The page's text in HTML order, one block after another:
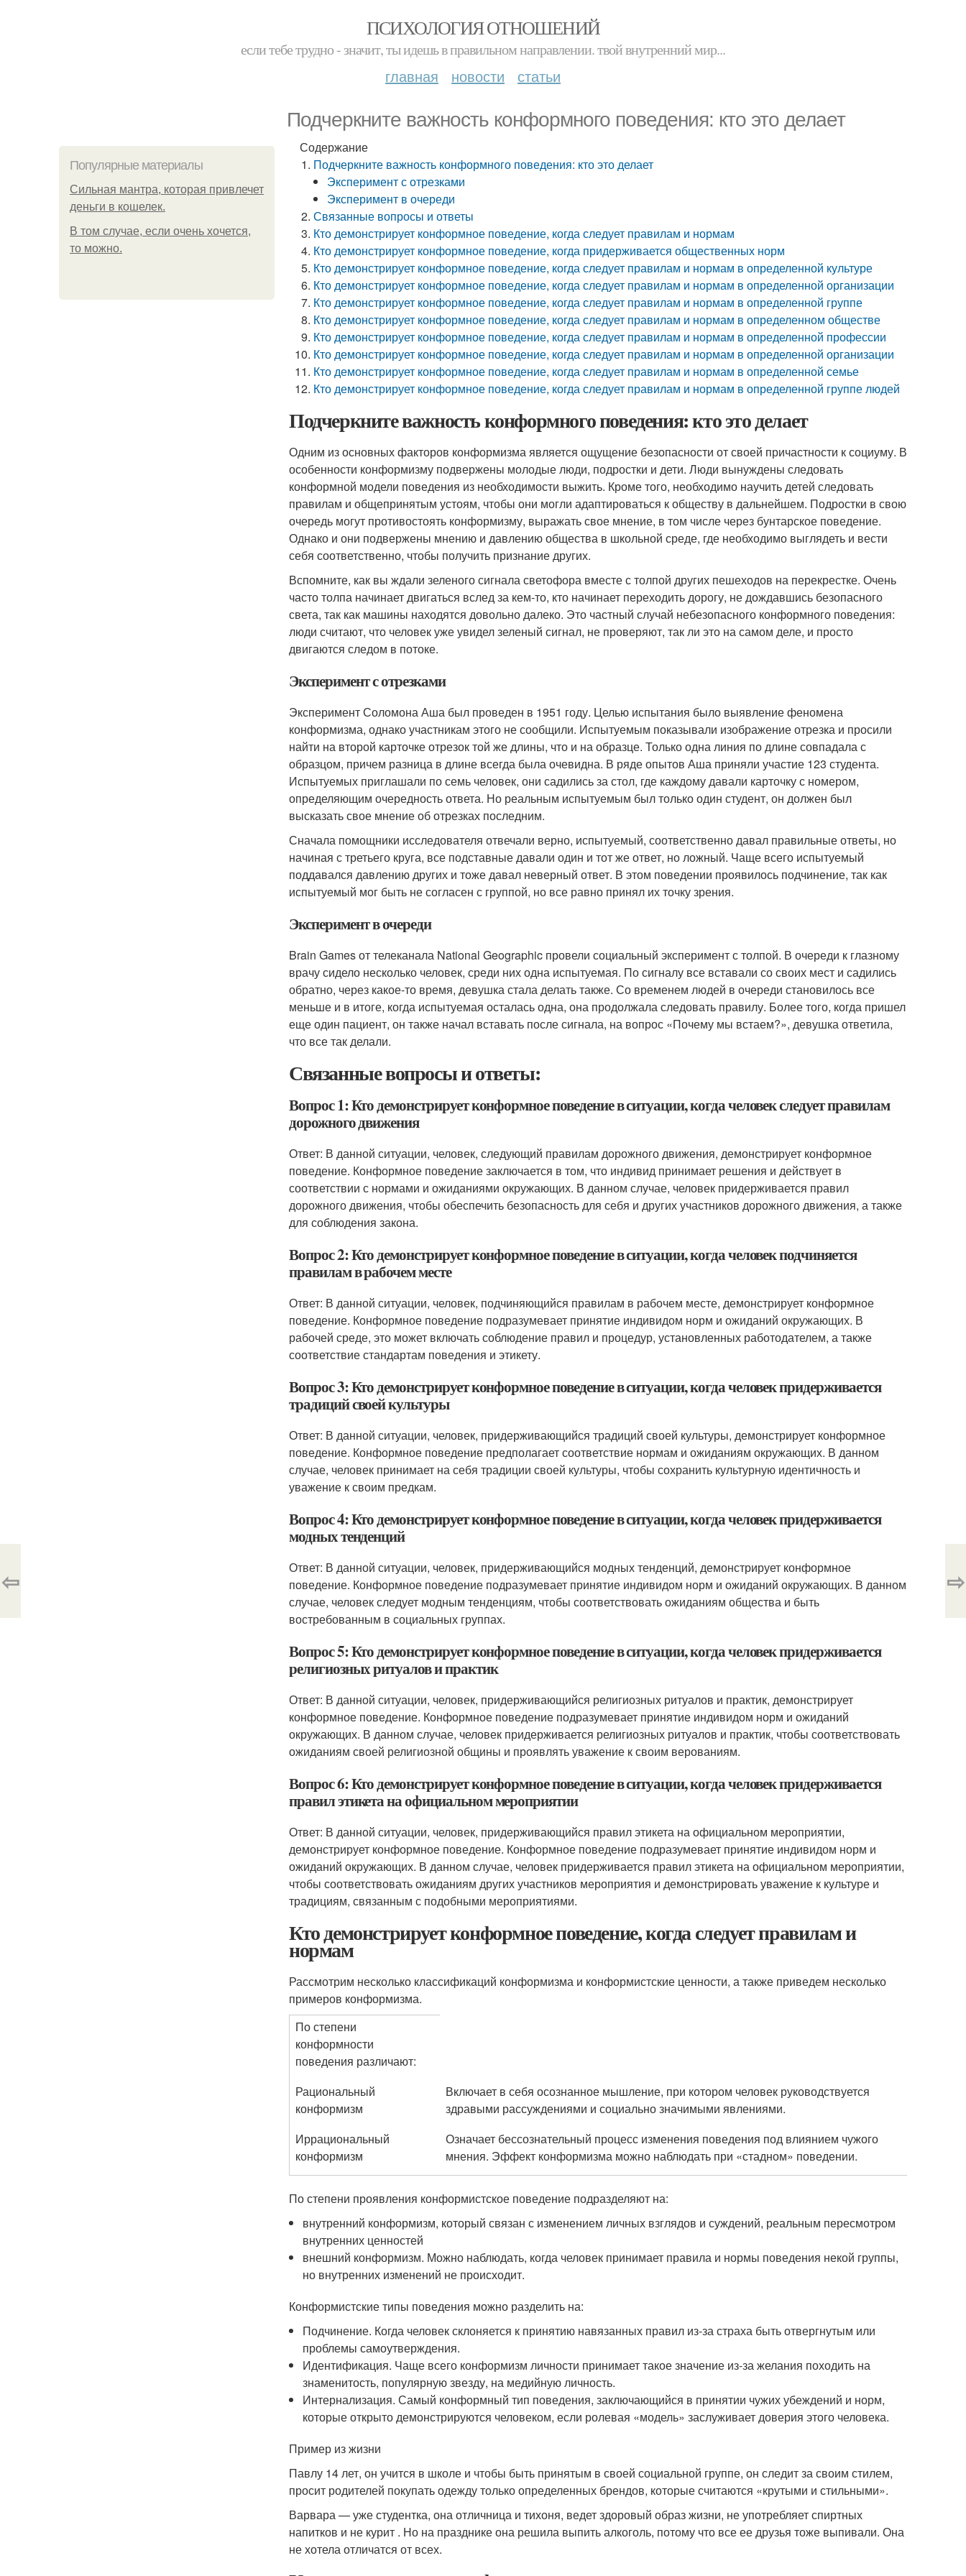
ПСИХОЛОГИЯ ОТНОШЕНИЙ
если тебе трудно - значит, ты идешь в правильном направлении. твой внутренний мир...
главная новости статьи
Подчеркните важность конформного поведения: кто это делает
Популярные материалы
Сильная мантра, которая привлечет
деньги в кошелек.
В том случае, если очень хочется,
то можно.
Содержание
Подчеркните важность конформного поведения: кто это делает
Эксперимент с отрезками
Эксперимент в очереди
Связанные вопросы и ответы
Кто демонстрирует конформное поведение, когда следует правилам и нормам
Кто демонстрирует конформное поведение, когда придерживается общественных норм
Кто демонстрирует конформное поведение, когда следует правилам и нормам в определенной культуре
Кто демонстрирует конформное поведение, когда следует правилам и нормам в определенной организации
Кто демонстрирует конформное поведение, когда следует правилам и нормам в определенной группе
Кто демонстрирует конформное поведение, когда следует правилам и нормам в определенном обществе
Кто демонстрирует конформное поведение, когда следует правилам и нормам в определенной профессии
Кто демонстрирует конформное поведение, когда следует правилам и нормам в определенной организации
Кто демонстрирует конформное поведение, когда следует правилам и нормам в определенной семье
Кто демонстрирует конформное поведение, когда следует правилам и нормам в определенной группе людей
Подчеркните важность конформного поведения: кто это делает
Одним из основных факторов конформизма является ощущение безопасности от своей причастности к социуму. В
особенности конформизму подвержены молодые люди, подростки и дети. Люди вынуждены следовать
конформной модели поведения из необходимости выжить. Кроме того, необходимо научить детей следовать
правилам и общепринятым устоям, чтобы они могли адаптироваться к обществу в дальнейшем. Подростки в свою
очередь могут противостоять конформизму, выражать свое мнение, в том числе через бунтарское поведение.
Однако и они подвержены мнению и давлению общества в школьной среде, где необходимо выглядеть и вести
себя соответственно, чтобы получить признание других.
Вспомните, как вы ждали зеленого сигнала светофора вместе с толпой других пешеходов на перекрестке. Очень
часто толпа начинает двигаться вслед за кем-то, кто начинает переходить дорогу, не дождавшись безопасного
света, так как машины находятся довольно далеко. Это частный случай небезопасного конформного поведения:
люди считают, что человек уже увидел зеленый сигнал, не проверяют, так ли это на самом деле, и просто
двигаются следом в потоке.
Эксперимент с отрезками
Эксперимент Соломона Аша был проведен в 1951 году. Целью испытания было выявление феномена
конформизма, однако участникам этого не сообщили. Испытуемым показывали изображение отрезка и просили
найти на второй карточке отрезок той же длины, что и на образце. Только одна линия по длине совпадала с
образцом, причем разница в длине всегда была очевидна. В ряде опытов Аша приняли участие 123 студента.
Испытуемых приглашали по семь человек, они садились за стол, где каждому давали карточку с номером,
определяющим очередность ответа. Но реальным испытуемым был только один студент, он должен был
высказать свое мнение об отрезках последним.
Сначала помощники исследователя отвечали верно, испытуемый, соответственно давал правильные ответы, но
начиная с третьего круга, все подставные давали один и тот же ответ, но ложный. Чаще всего испытуемый
поддавался давлению других и тоже давал неверный ответ. В этом поведении проявилось подчинение, так как
испытуемый мог быть не согласен с группой, но все равно принял их точку зрения.
Эксперимент в очереди
Brain Games от телеканала National Geographic провели социальный эксперимент с толпой. В очереди к глазному
врачу сидело несколько человек, среди них одна испытуемая. По сигналу все вставали со своих мест и садились
обратно, через какое-то время, девушка стала делать также. Со временем людей в очереди становилось все
меньше и в итоге, когда испытуемая осталась одна, она продолжала следовать правилу. Более того, когда пришел
еще один пациент, он также начал вставать после сигнала, на вопрос «Почему мы встаем?», девушка ответила,
что все так делали.
Связанные вопросы и ответы:
Вопрос 1: Кто демонстрирует конформное поведение в ситуации, когда человек следует правилам
дорожного движения
Ответ: В данной ситуации, человек, следующий правилам дорожного движения, демонстрирует конформное
поведение. Конформное поведение заключается в том, что индивид принимает решения и действует в
соответствии с нормами и ожиданиями окружающих. В данном случае, человек придерживается правил
дорожного движения, чтобы обеспечить безопасность для себя и других участников дорожного движения, а также
для соблюдения закона.
Вопрос 2: Кто демонстрирует конформное поведение в ситуации, когда человек подчиняется
правилам в рабочем месте
Ответ: В данной ситуации, человек, подчиняющийся правилам в рабочем месте, демонстрирует конформное
поведение. Конформное поведение подразумевает принятие индивидом норм и ожиданий окружающих. В
рабочей среде, это может включать соблюдение правил и процедур, установленных работодателем, а также
соответствие стандартам поведения и этикету.
Вопрос 3: Кто демонстрирует конформное поведение в ситуации, когда человек придерживается
традиций своей культуры
Ответ: В данной ситуации, человек, придерживающийся традиций своей культуры, демонстрирует конформное
поведение. Конформное поведение предполагает соответствие нормам и ожиданиям окружающих. В данном
случае, человек принимает на себя традиции своей культуры, чтобы сохранить культурную идентичность и
уважение к своим предкам.
Вопрос 4: Кто демонстрирует конформное поведение в ситуации, когда человек придерживается
модных тенденций
Ответ: В данной ситуации, человек, придерживающийся модных тенденций, демонстрирует конформное
поведение. Конформное поведение подразумевает принятие индивидом норм и ожиданий окружающих. В данном
случае, человек следует модным тенденциям, чтобы соответствовать ожиданиям общества и быть
востребованным в социальных группах.
Вопрос 5: Кто демонстрирует конформное поведение в ситуации, когда человек придерживается
религиозных ритуалов и практик
Ответ: В данной ситуации, человек, придерживающийся религиозных ритуалов и практик, демонстрирует
конформное поведение. Конформное поведение подразумевает принятие индивидом норм и ожиданий
окружающих. В данном случае, человек придерживается религиозных ритуалов и практик, чтобы соответствовать
ожиданиям своей религиозной общины и проявлять уважение к своим верованиям.
Вопрос 6: Кто демонстрирует конформное поведение в ситуации, когда человек придерживается
правил этикета на официальном мероприятии
Ответ: В данной ситуации, человек, придерживающийся правил этикета на официальном мероприятии,
демонстрирует конформное поведение. Конформное поведение подразумевает принятие индивидом норм и
ожиданий окружающих. В данном случае, человек придерживается правил этикета на официальном мероприятии,
чтобы соответствовать ожиданиям других участников мероприятия и демонстрировать уважение к культуре и
традициям, связанным с подобными мероприятиями.
Кто демонстрирует конформное поведение, когда следует правилам и
нормам
Рассмотрим несколько классификаций конформизма и конформистские ценности, а также приведем несколько
примеров конформизма.
По степени
конформности
поведения различают:
Рациональный
конформизм
Включает в себя осознанное мышление, при котором человек руководствуется
здравыми рассуждениями и социально значимыми явлениями.
Иррациональный
конформизм
Означает бессознательный процесс изменения поведения под влиянием чужого
мнения. Эффект конформизма можно наблюдать при «стадном» поведении.
По степени проявления конформистское поведение подразделяют на:
внутренний конформизм, который связан с изменением личных взглядов и суждений, реальным пересмотром
внутренних ценностей
внешний конформизм. Можно наблюдать, когда человек принимает правила и нормы поведения некой группы,
но внутренних изменений не происходит.
Конформистские типы поведения можно разделить на:
Подчинение. Когда человек склоняется к принятию навязанных правил из-за страха быть отвергнутым или
проблемы самоутверждения.
Идентификация. Чаще всего конформизм личности принимает такое значение из-за желания походить на
знаменитость, популярную звезду, на медийную личность.
Интернализация. Самый конформный тип поведения, заключающийся в принятии чужих убеждений и норм,
которые открыто демонстрируются человеком, если ролевая «модель» заслуживает доверия этого человека.
Пример из жизни
Павлу 14 лет, он учится в школе и чтобы быть принятым в своей социальной группе, он следит за своим стилем,
просит родителей покупать одежду только определенных брендов, которые считаются «крутыми и стильными».
Варвара — уже студентка, она отличница и тихоня, ведет здоровый образ жизни, не употребляет спиртных
напитков и не курит . Но на празднике она решила выпить алкоголь, потому что все ее друзья тоже выпивали. Она
не хотела отличатся от всех.
⇦ ⇨